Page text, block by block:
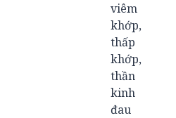
viêm
khớp,
thấp
khớp,
thần
kinh
đau